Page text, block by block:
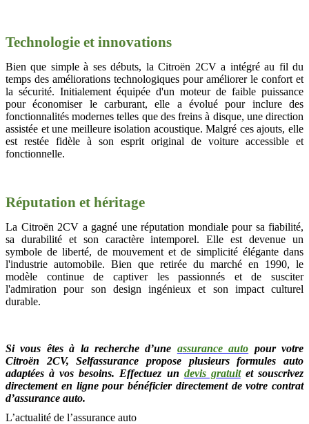
Technologie et innovations
Bien que simple à ses débuts, la Citroën 2CV a intégré au fil du
temps des améliorations technologiques pour améliorer le confort et
la sécurité. Initialement équipée d'un moteur de faible puissance
pour économiser le carburant, elle a évolué pour inclure des
fonctionnalités modernes telles que des freins à disque, une direction
assistée et une meilleure isolation acoustique. Malgré ces ajouts, elle
est restée fidèle à son esprit original de voiture accessible et
fonctionnelle.
Réputation et héritage
La Citroën 2CV a gagné une réputation mondiale pour sa fiabilité,
sa durabilité et son caractère intemporel. Elle est devenue un
symbole de liberté, de mouvement et de simplicité élégante dans
l'industrie automobile. Bien que retirée du marché en 1990, le
modèle continue de captiver les passionnés et de susciter
l'admiration pour son design ingénieux et son impact culturel
durable.
Si vous êtes à la recherche d’une assurance auto pour votre
Citroën 2CV, Selfassurance propose plusieurs formules auto
adaptées à vos besoins. Effectuez un devis gratuit et souscrivez
directement en ligne pour bénéficier directement de votre contrat
d’assurance auto.
L’actualité de l’assurance auto